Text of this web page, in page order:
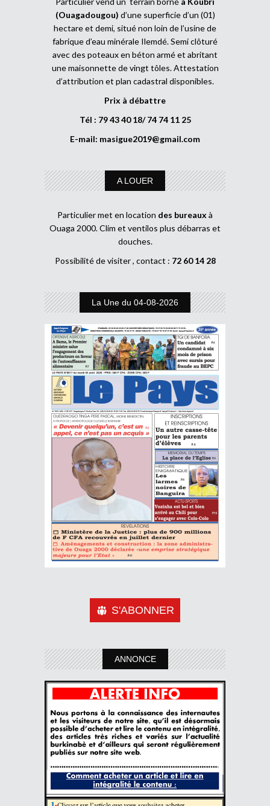
(Ouagadougou) d’une superficie d’un (01)
hectare et demi, situé non loin de l’usine de
fabrique d’eau minérale Ilemdé. Semi clôturé
avec des poteaux en béton armé et abritant
une maisonnette de vingt tôles. Attestation
d’attribution et plan cadastral disponibles.
Prix à débattre
Tél : 79 43 40 18/ 74 74 11 25
E-mail: masigue2019@gmail.com
A LOUER
Particulier met en location des bureaux à
Ouaga 2000. Clim et ventilos plus débarras et
douches.
Possibilité de visiter , contact : 72 60 14 28
La Une du 04-08-2026
S'ABONNER
ANNONCE